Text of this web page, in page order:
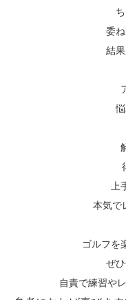
委
結
本気で
ゴルフを
ぜ
自責で練習や